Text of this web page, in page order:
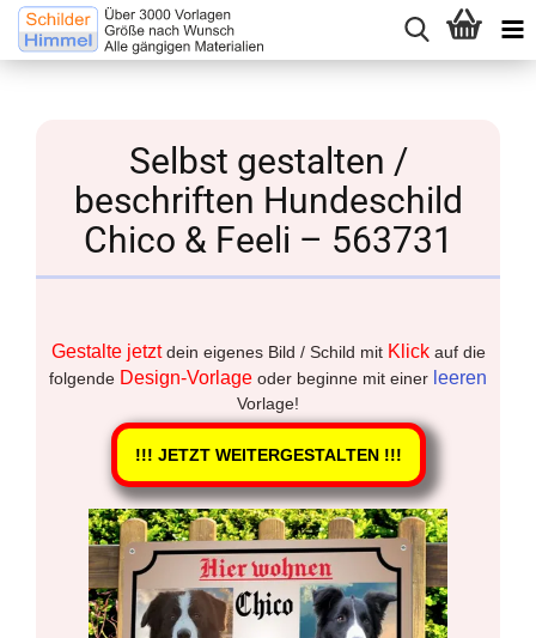
Selbst gestalten /
beschriften Hundeschild
Chico & Feeli – 563731
Gestalte jetztdein eigenes Bild / Schild mit Klickauf die
folgende Design-Vorlage oder beginne mit einer leeren
Vorlage!
!!! JETZT WEITERGESTALTEN !!!